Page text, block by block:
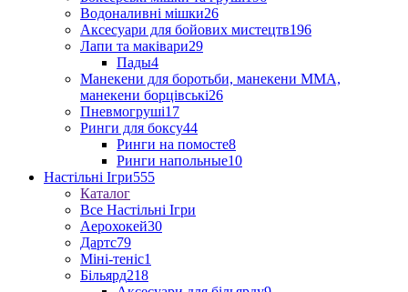
Водоналивні мішки26
Аксесуари для бойових мистецтв196
Лапи та маківари29
Пады4
Манекени для боротьби, манекени ММА,
манекени борцівські26
Пневмогруші17
Ринги для боксу44
Ринги на помосте8
Ринги напольные10
Настільні Ігри555
Каталог
Все Настільні Ігри
Аерохокей30
Дартс79
Міні-теніс1
Більярд218